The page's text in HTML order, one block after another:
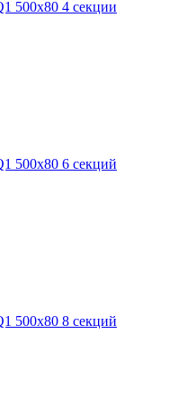
500х80 4 секции
500х80 6 секций
500х80 8 секций